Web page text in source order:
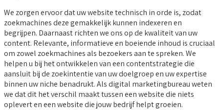
We zorgen ervoor dat uw website technisch in orde is, zodat
zoekmachines deze gemakkelijk kunnen indexeren en
begrijpen. Daarnaast richten we ons op de kwaliteit van uw
content. Relevante, informatieve en boeiende inhoud is cruciaal
om zowel zoekmachines als bezoekers aan te spreken. We
helpen u bij het ontwikkelen van een contentstrategie die
aansluit bij de zoekintentie van uw doelgroep en uw expertise
binnen uw niche benadrukt. Als digital marketingbureau weten
we dat dit het verschil maakt tussen een website die niets
oplevert en een website die jouw bedrijf helpt groeien.